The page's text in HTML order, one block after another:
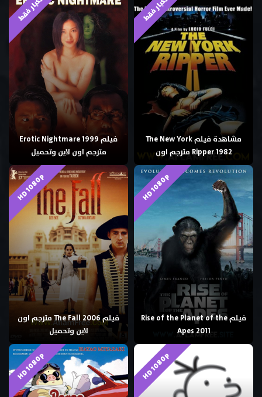
للكبار فقط
مشاهدة فيلم The New York
Ripper 1982 مترجم اون
للكبار فقط
فيلم Erotic Nightmare 1999
مترجم اون لاين وتحميل
HD 1080p
فيلم Rise of the Planet of the
Apes 2011
HD 1080p
فيلم The Fall 2006 مترجم اون
لاين وتحميل
HD 1080p
HD 1080p